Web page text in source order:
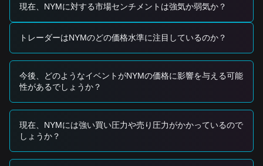
NYM価格が$0.0510 - $0.0530 のレンジに接近し、安定化の
兆しが見えれば、短期の買いの機会になるかもしれません。
NYM価格が $0.0685
を上抜け、取引量が大幅に増加する場
合は、新たな上昇トレンドを確認することになり、ブレイク
アウトのエントリー・シグナルとして機能します。
NYM価格が$0.0500の心理的サポートを下回った場合、市
場はより深い調整局面に入る可能性があり、過去の安値をテ
保守的な投資家
NYM価格が
験）でエントリーします。
現在、NYMに対する市場センチメントは強気か弱気か？
トレーダーはNYMのどの価格水準に注目しているのか？
今後、どのようなイベントがNYMの価格に影響を与える可能
性があるでしょうか？
現在、NYMには強い買い圧力や売り圧力がかかっているので
しょうか？